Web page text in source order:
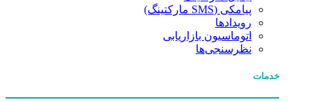
پیامکی (SMS مارکتینگ)
رویدادها
اتوماسیون بازاریابی
نظرسنجی‌ها
خدمات